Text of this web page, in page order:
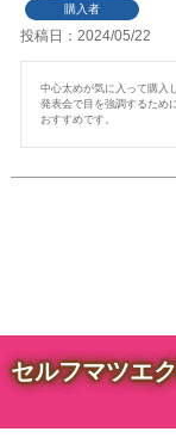
購入者
投稿日 2024/05/22
中心太めが気に入って購入
発表会で目を強調するため
おすすめです。
セルフマツエ